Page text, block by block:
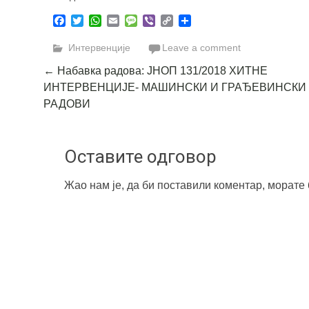
Facebook
TwitterWhatsApp
EmailMessage
Viber Copy
Интервенције Leave a comment
Post
navigation
← Набавка радова: ЈНОП 131/2018 ХИТНЕ
ИНТЕРВЕНЦИЈЕ- МАШИНСКИ И ГРАЂЕВИНСКИ
РАДОВИ
Оставите одговор
Жао нам је, да би поставили коментар, морате